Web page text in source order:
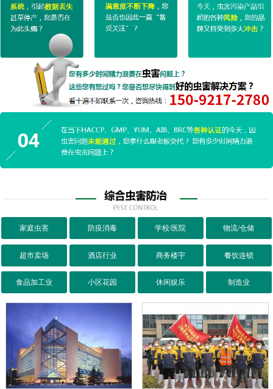
家庭虫害 防疫消毒 学校/医院 物流/仓储
超市卖场 酒店行业 商务楼宇 餐饮连锁
食品加工业 小区花园 休闲娱乐 制造业